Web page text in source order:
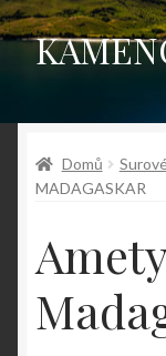
Přeskočit
na
Přejít
k
webu
ShopDomů
MADAGASKAR